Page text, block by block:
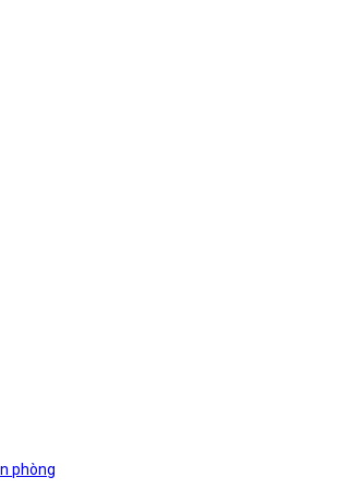
phòng